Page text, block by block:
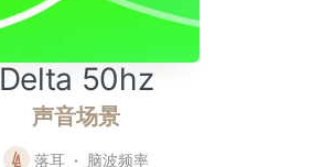
Delta 50hz
声音场景
落耳 脑波频率